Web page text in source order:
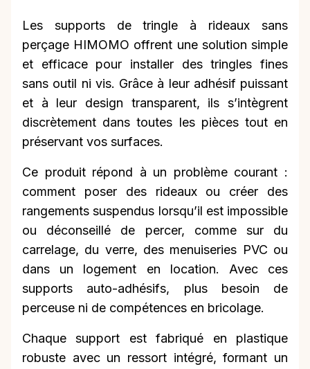
Les supports de tringle à rideaux sans
perçage HIMOMO offrent une solution simple
et efficace pour installer des tringles fines
sans outil ni vis. Grâce à leur adhésif puissant
et à leur design transparent, ils s’intègrent
discrètement dans toutes les pièces tout en
préservant vos surfaces.
Ce produit répond à un problème courant :
comment poser des rideaux ou créer des
rangements suspendus lorsqu’il est impossible
ou déconseillé de percer, comme sur du
carrelage, du verre, des menuiseries PVC ou
dans un logement en location. Avec ces
supports auto-adhésifs, plus besoin de
perceuse ni de compétences en bricolage.
Chaque support est fabriqué en plastique
robuste avec un ressort intégré, formant un